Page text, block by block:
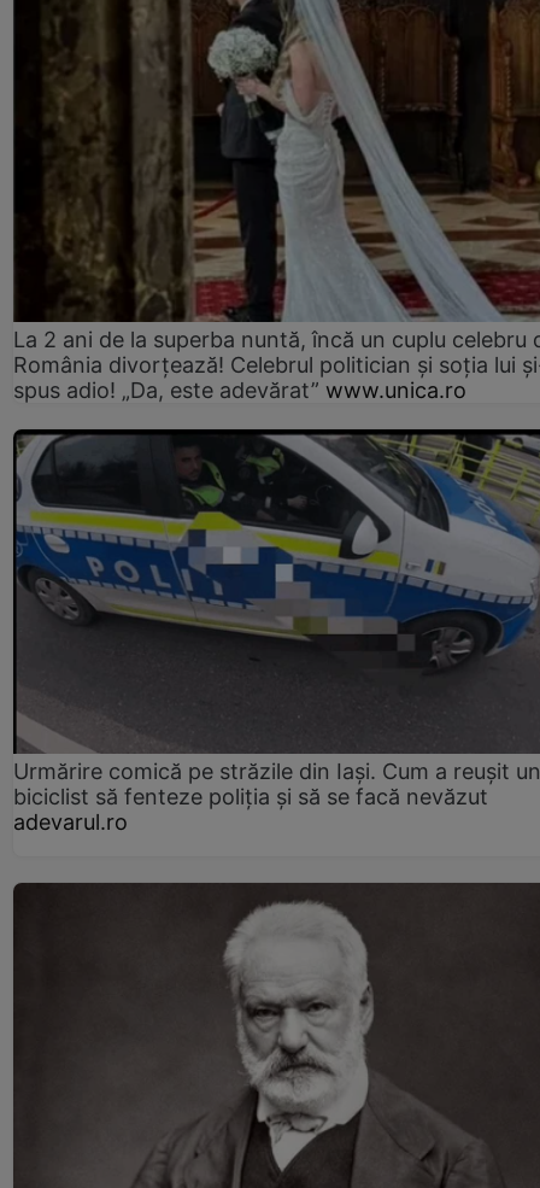
La 2 ani de la superba nuntă, încă un cuplu celebru
România divorțează! Celebrul politician și soția lui
spus adio! „Da, este adevărat” www.unica.ro
Urmărire comică pe străzile din Iași. Cum a reușit un
biciclist să fenteze poliția și să se facă nevăzut
adevarul.ro